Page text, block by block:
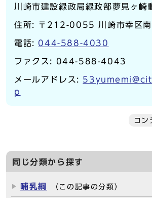
川崎市建設緑政局緑政部夢見ヶ崎
住所: 〒212-0055 川崎市幸区
電話: 044-588-4030
ファクス: 044-588-4043
メールアドレス:
p
コ
同じ分類から探す
哺乳綱 （この記事の分類）